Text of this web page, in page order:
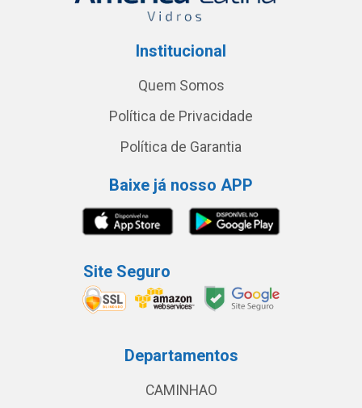
Institucional
Quem Somos
Política de Privacidade
Política de Garantia
Baixe já nosso APP
Site Seguro
Departamentos
CAMINHAO